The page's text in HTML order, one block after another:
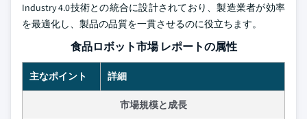
Industry 4.0技術との統合に設計されており、製造業者が効率
を最適化し、製品の品質を一貫させるのに役立ちます。
食品ロボット市場 レポートの属性
主なポイント 詳細
市場規模と成長